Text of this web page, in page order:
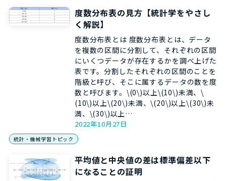
度数分布表の見方【統計学をやさし
く解説】
度数分布表とは 度数分布表とは、データ
を複数の区間に分割して、それぞれの区間
にいくつデータが存在するかを調べ上げた
表です。分割したそれぞれの区間のことを
階級と呼び、そこに属するデータの数を度
数と呼びます。\(0\)以上\(10\)未満、\
(10\)以上\(20\)未満、\(20\)以上\(30\)未
満、\(30\)以上…
2022年10月27日
統計・機械学習トピック
平均値と中央値の差は標準偏差以下
になることの証明